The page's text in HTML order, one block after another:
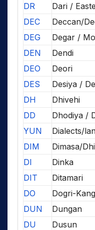
DR
Dari /
DEC
Deccan/
DEG
Degar /
DEN
Dendi
DEO
Deori
DES
Desiya /
DH
Dhivehi
DD
Dhodiya /
YUN
Dialects/
DIM
Dimasa/
DI
Dinka
DIT
Ditamari
DO
Dogri-
DUN
Dungan
DU
Dusun